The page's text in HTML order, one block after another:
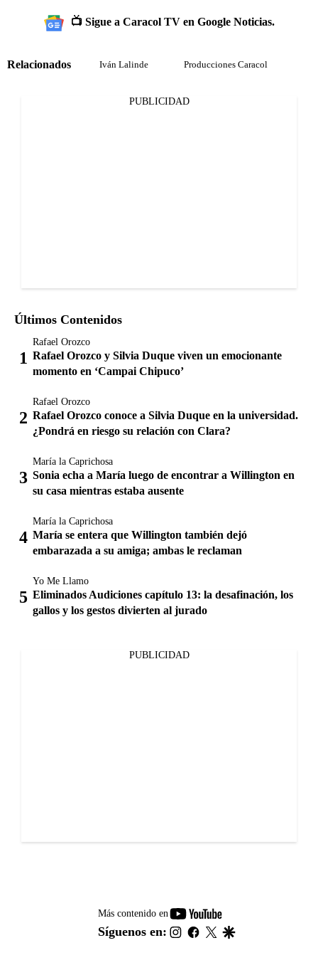
📺 Sigue a Caracol TV en Google Noticias.
Relacionados Iván Lalinde Producciones Caracol
PUBLICIDAD
Últimos Contenidos
Rafael Orozco
Rafael Orozco y Silvia Duque viven un emocionante
momento en ‘Campai Chipuco’
Rafael Orozco
Rafael Orozco conoce a Silvia Duque en la universidad.
¿Pondrá en riesgo su relación con Clara?
María la Caprichosa
Sonia echa a María luego de encontrar a Willington en
su casa mientras estaba ausente
María la Caprichosa
María se entera que Willington también dejó
embarazada a su amiga; ambas le reclaman
Yo Me Llamo
Eliminados Audiciones capítulo 13: la desafinación, los
gallos y los gestos divierten al jurado
PUBLICIDAD
Más contenido en
youtube-
footer
Síguenos en: instagram
facebook
twitter